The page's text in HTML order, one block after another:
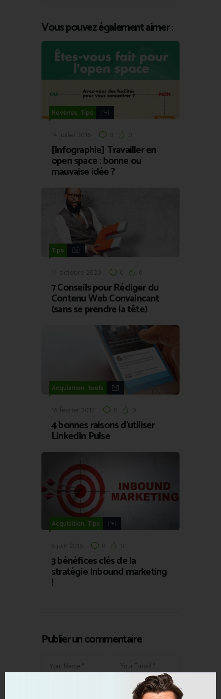
Vous pouvez également aimer :
Revenus, Tips
14 juillet 2016 0 0
[Infographie] Travailler en
open space : bonne ou
mauvaise idée ?
Tips
14 octobre 2020 0 0
7 Conseils pour Rédiger du
Contenu Web Convaincant
(sans se prendre la tête)
Acquisition, Tools
16 février 2017 0 0
4 bonnes raisons d’utiliser
LinkedIn Pulse
Acquisition, Tips
6 juin 2016 0 0
3 bénéfices clés de la
stratégie Inbound marketing
!
Publier un commentaire